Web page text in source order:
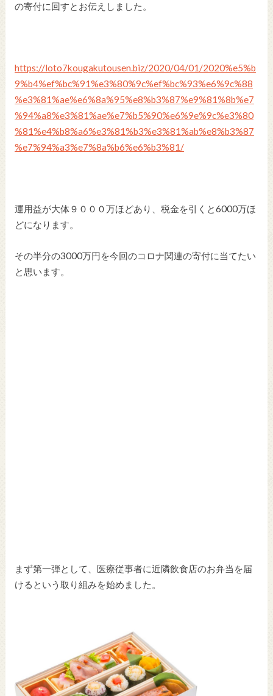
の寄付に回すとお伝えしました。
https://loto7kougakutousen.biz/2020/04/01/2020%e5%b
9%b4%ef%bc%91%e3%80%9c%ef%bc%93%e6%9c%88
%e3%81%ae%e6%8a%95%e8%b3%87%e9%81%8b%e7
%94%a8%e3%81%ae%e7%b5%90%e6%9e%9c%e3%80
%81%e4%b8%a6%e3%81%b3%e3%81%ab%e8%b3%87
%e7%94%a3%e7%8a%b6%e6%b3%81/
運用益が大体９０００万ほどあり、税金を引くと6000万ほ
どになります。
その半分の3000万円を今回のコロナ関連の寄付に当てたい
と思います。
まず第一弾として、医療従事者に近隣飲食店のお弁当を届
けるという取り組みを始めました。